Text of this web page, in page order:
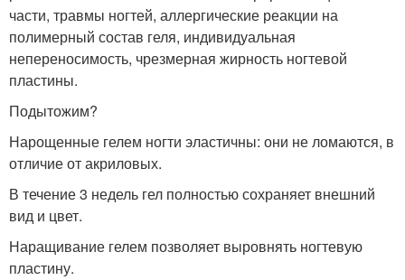
части, травмы ногтей, аллергические реакции на
полимерный состав геля, индивидуальная
непереносимость, чрезмерная жирность ногтевой
пластины.
Подытожим?
Нарощенные гелем ногти эластичны: они не ломаются, в
отличие от акриловых.
В течение 3 недель гел полностью сохраняет внешний
вид и цвет.
Наращивание гелем позволяет выровнять ногтевую
пластину.